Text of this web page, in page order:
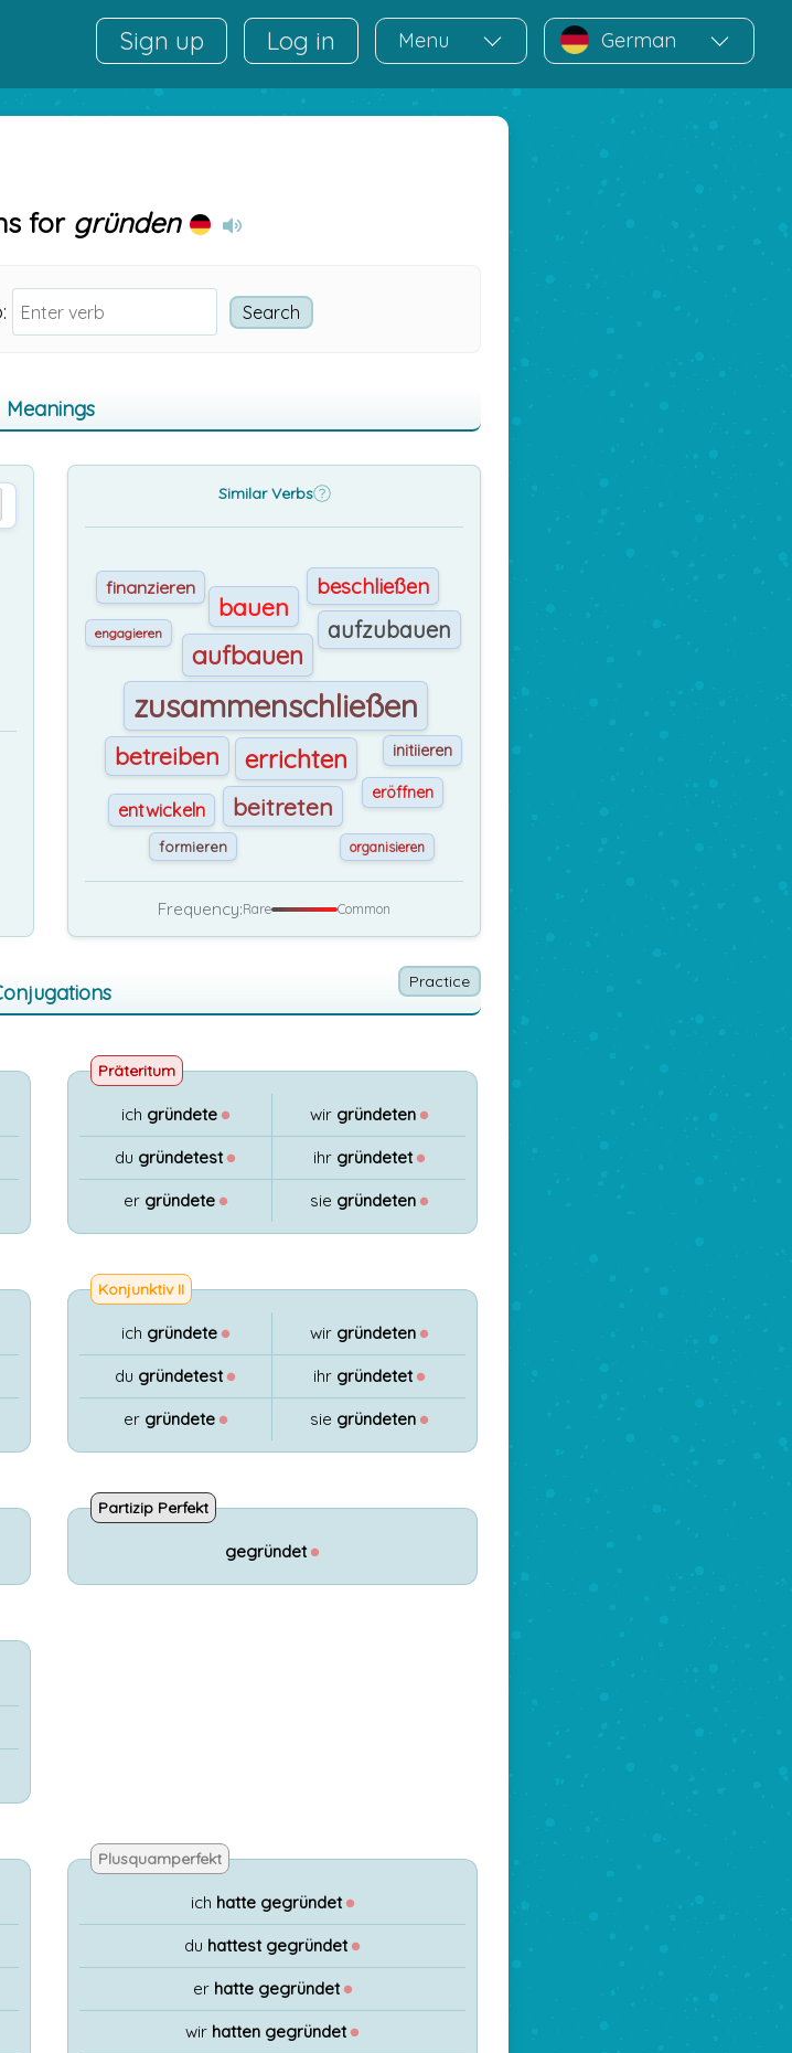
Sign up Log in Menu German
for gründen
Meanings
Similar Verbs
zusammenschließen
errichten
aufbauen
beitreten
bauen
betreiben
aufzubauen
beschließen
entwickeln
finanzieren
initiieren
eröffnen
formieren organisieren
engagieren
Frequency:Rare Common
Practice
Präteritum
ich gründete ●
du gründetest ●
er gründete ●
wir gründeten ●
ihr gründetet ●
sie gründeten ●
Konjunktiv II
ich gründete ●
du gründetest ●
er gründete ●
wir gründeten ●
ihr gründetet ●
sie gründeten ●
Partizip Perfekt
gegründet ●
Plusquamperfekt
ich hatte gegründet ●
du hattest gegründet ●
er hatte gegründet ●
wir hatten gegründet ●